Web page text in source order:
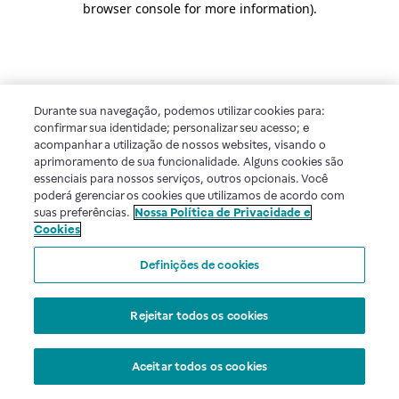
browser console for more information).
Durante sua navegação, podemos utilizar cookies para:
confirmar sua identidade; personalizar seu acesso; e
acompanhar a utilização de nossos websites, visando o
aprimoramento de sua funcionalidade. Alguns cookies são
essenciais para nossos serviços, outros opcionais. Você
poderá gerenciar os cookies que utilizamos de acordo com
suas preferências. Nossa Política de Privacidade e
Cookies
Definições de cookies
Rejeitar todos os cookies
Aceitar todos os cookies